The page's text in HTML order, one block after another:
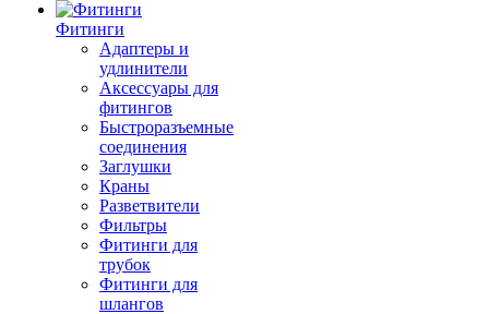
Фитинги
Адаптеры и
удлинители
Аксессуары для
фитингов
Быстроразъемные
соединения
Заглушки
Краны
Разветвители
Фильтры
Фитинги для
трубок
Фитинги для
шлангов